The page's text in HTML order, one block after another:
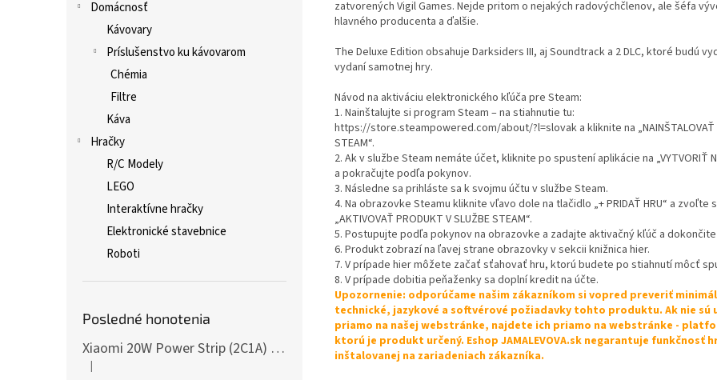
Domácnosť
Kávovary
Príslušenstvo ku kávovarom
Chémia
Filtre
Káva
Hračky
R/C Modely
LEGO
Interaktívne hračky
Elektronické stavebnice
Roboti
Posledné honotenia
Xiaomi 20W Power Strip (2C1A) EU
Hodnotenie produktu je 5 z 5 hviezdičiek.
|
zatvorených Vigil Games. Nejde pritom o nejakých radovýchčlenov, ale šéfa
hlavného producenta a ďalšie.
The Deluxe Edition obsahuje Darksiders III, aj Soundtrack a 2 DLC, ktoré budú
vydaní samotnej hry.
Návod na aktiváciu elektronického kľúča pre Steam:
1. Nainštalujte si program Steam – na stiahnutie tu:
https://store.steampowered.com/about/?l=slovak a kliknite na „NAINŠTALOVAŤ
STEAM“.
2. Ak v službe Steam nemáte účet, kliknite po spustení aplikácie na „VYTVORIŤ
a pokračujte podľa pokynov.
3. Následne sa prihláste sa k svojmu účtu v službe Steam.
4. Na obrazovke Steamu kliknite vľavo dole na tlačidlo „+ PRIDAŤ HRU“ a zvoľte
„AKTIVOVAŤ PRODUKT V SLUŽBE STEAM“.
5. Postupujte podľa pokynov na obrazovke a zadajte aktivačný kľúč a
6. Produkt zobrazí na ľavej strane obrazovky v sekcii knižnica hier.
7. V prípade hier môžete začať sťahovať hru, ktorú budete po stiahnutí môcť
8. V prípade dobitia peňaženky sa doplní kredit na účte.
Upozornenie: odporúčame našim zákazníkom si vopred preveriť
technické, jazykové a softvérové požiadavky tohto produktu. Ak nie sú
priamo na našej webstránke, najdete ich priamo na webstránke -
ktorú je produkt určený. Eshop JAMALEVOVA.sk negarantuje funkčnosť
inštalovanej na zariadeniach zákazníka.